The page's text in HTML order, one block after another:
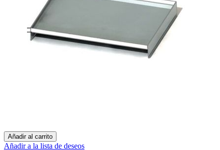
Añadir al carrito
Añadir a la lista de deseos